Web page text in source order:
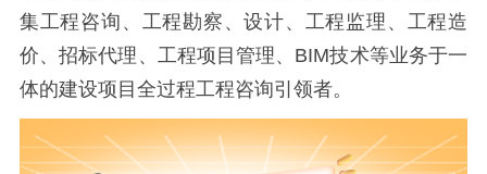
集工程咨询、工程勘察、设计、工程监理、工程造
价、招标代理、工程项目管理、 BIM技术等业务于一
体的建设项目全过程工程咨询引领者。